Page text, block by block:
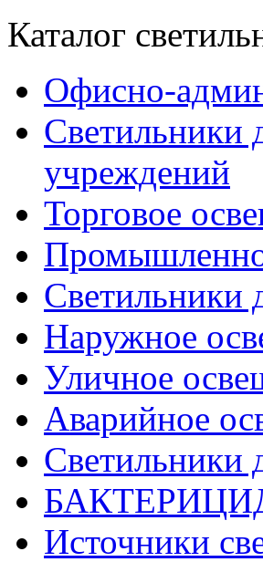
Каталог
Офисно-
Светильники
учреждений
Торговое
Наружное
Уличное
Аварийное
Светильники
Источники